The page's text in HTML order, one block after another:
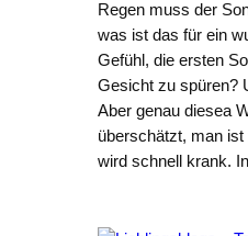
Regen muss der
was ist das für ein
Gefühl, die ersten
Gesicht zu spüren?
Aber genau diesea
überschätzt, man ist
wird schnell krank.